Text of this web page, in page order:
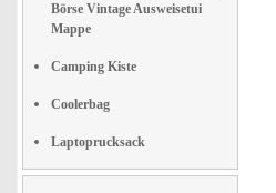
Börse Vintage Ausweisetui
Mappe
Camping Kiste
Coolerbag
Laptoprucksack